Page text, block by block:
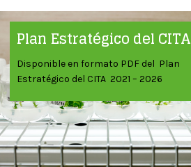
Plan Estratégico del CITA
Disponible en formato PDF del Plan
Estratégico del CITA 2021 – 2026